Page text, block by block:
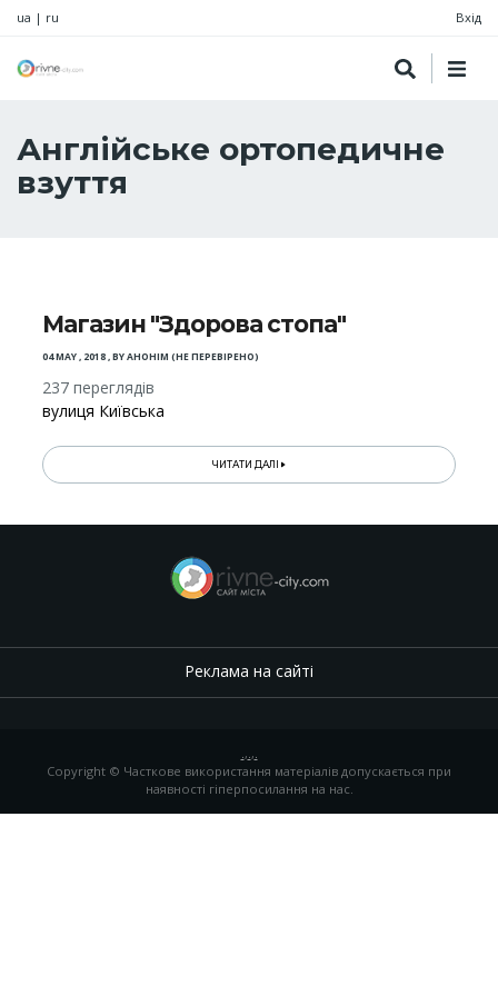
ua | ru Вхід
Англійське ортопедичне
взуття
Магазин "Здорова стопа"
04 MAY , 2018,BYАНОНІМ (НЕ ПЕРЕВІРЕНО)
237 переглядів
вулиця Київська
ЧИТАТИ ДАЛІ
Реклама на сайті
, ,
Copyright © Часткове використання матеріалів допускається при
наявності гіперпосилання на нас.